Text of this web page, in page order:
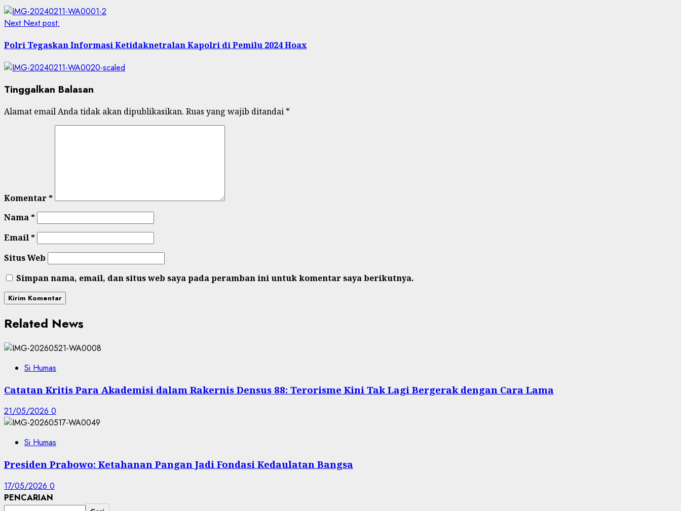
Next Next post:
Polri Tegaskan Informasi Ketidaknetralan Kapolri di Pemilu 2024 Hoax
Tinggalkan Balasan
Alamat email Anda tidak akan dipublikasikan. Ruas yang wajib ditandai *
Komentar*
Nama*
Email*
Situs Web
Simpan nama, email, dan situs web saya pada peramban ini untuk komentar saya berikutnya.
Related News
Si Humas
Catatan Kritis Para Akademisi dalam Rakernis Densus 88: Terorisme Kini Tak Lagi Bergerak dengan Cara Lama
21/05/2026 0
Si Humas
Presiden Prabowo: Ketahanan Pangan Jadi Fondasi Kedaulatan Bangsa
17/05/2026 0
PENCARIAN